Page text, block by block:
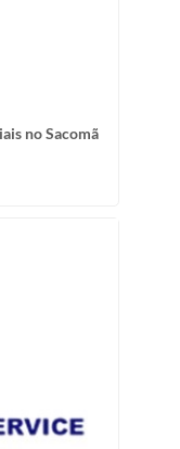
no Sacomã